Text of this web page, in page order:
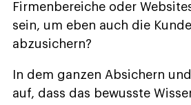
Firmenbereiche oder
sein, um eben auch die
abzusichern?
In dem ganzen Absichern
auf, dass das bewusste